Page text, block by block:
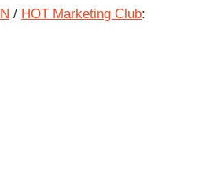
/ HOT Marketing Club: